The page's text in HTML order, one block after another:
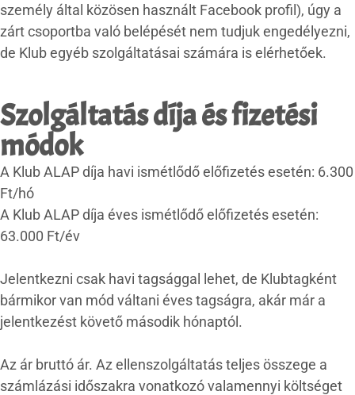
személy által közösen használt Facebook profil), úgy a
zárt csoportba való belépését nem tudjuk engedélyezni,
de Klub egyéb szolgáltatásai számára is elérhetőek.
Szolgáltatás díja és fizetési
módok
A Klub ALAP díja havi ismétlődő előfizetés esetén: 6.300
Ft/hó
A Klub ALAP díja éves ismétlődő előfizetés esetén:
63.000 Ft/év
Jelentkezni csak havi tagsággal lehet, de Klubtagként
bármikor van mód váltani éves tagságra, akár már a
jelentkezést követő második hónaptól.
Az ár bruttó ár. Az ellenszolgáltatás teljes összege a
számlázási időszakra vonatkozó valamennyi költséget